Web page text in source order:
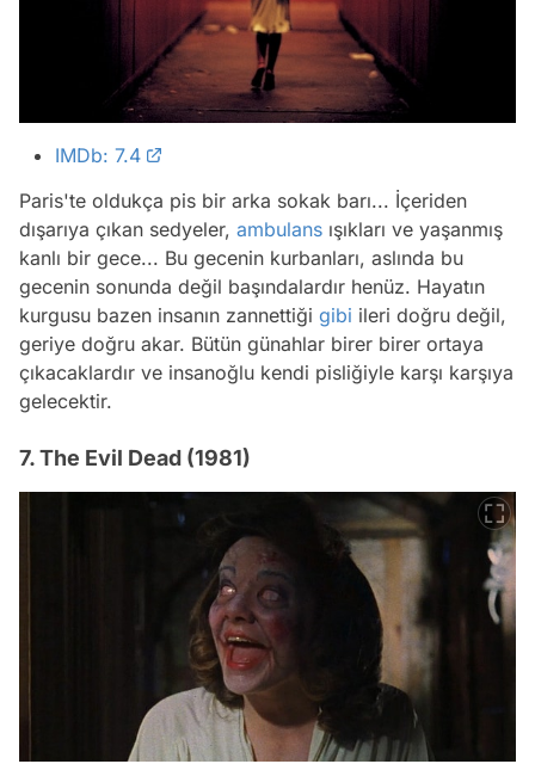
IMDb: 7.4
Paris'te oldukça pis bir arka sokak barı... İçeriden
dışarıya çıkan sedyeler, ambulans ışıkları ve yaşanmış
kanlı bir gece... Bu gecenin kurbanları, aslında bu
gecenin sonunda değil başındalardır henüz. Hayatın
kurgusu bazen insanın zannettiği gibi ileri doğru değil,
geriye doğru akar. Bütün günahlar birer birer ortaya
çıkacaklardır ve insanoğlu kendi pisliğiyle karşı karşıya
gelecektir.
7. The Evil Dead (1981)